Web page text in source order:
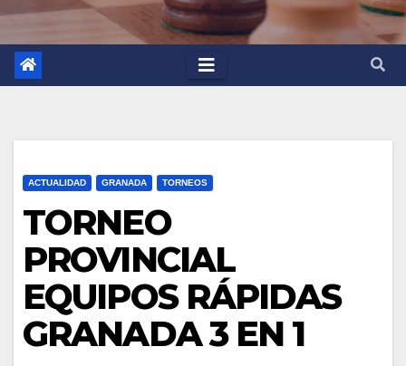
ACTUALIDAD GRANADA TORNEOS
TORNEO
PROVINCIAL
EQUIPOS RÁPIDAS
GRANADA 3 EN 1